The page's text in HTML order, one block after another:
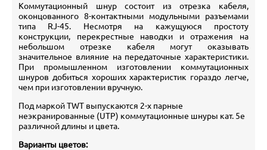
Коммутационный шнур состоит из отрезка кабеля,
оконцованного 8-контактными модульными разъемами
типа RJ-45. Несмотря на кажущуюся простоту
конструкции, перекрестные наводки и отражения на
небольшом отрезке кабеля могут оказывать
значительное влияние на передаточные характеристики.
При промышленном изготовлении коммутационных
шнуров добиться хороших характеристик гораздо легче,
чем при изготовлении вручную.
Под маркой TWT выпускаются 2-х парные
неэкранированные (UTP) коммутационные шнуры кат. 5е
различной длины и цвета.
Варианты цветов: